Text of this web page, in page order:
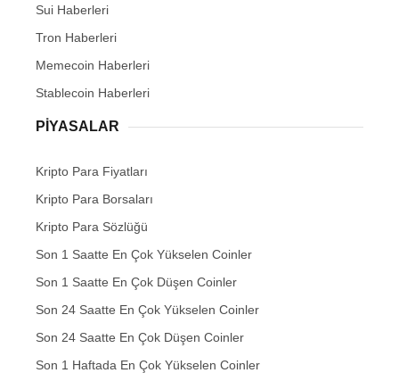
Sui Haberleri
Tron Haberleri
Memecoin Haberleri
Stablecoin Haberleri
PIYASALAR
Kripto Para Fiyatları
Kripto Para Borsaları
Kripto Para Sözlüğü
Son 1 Saatte En Çok Yükselen Coinler
Son 1 Saatte En Çok Düşen Coinler
Son 24 Saatte En Çok Yükselen Coinler
Son 24 Saatte En Çok Düşen Coinler
Son 1 Haftada En Çok Yükselen Coinler